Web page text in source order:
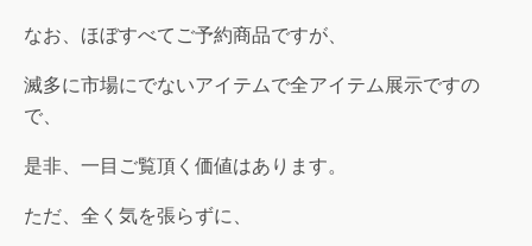
なお、ほぼすべてご予約商品ですが、
滅多に市場にでないアイテムで全アイテム展示ですの
で、
是非、一目ご覧頂く価値はあります。
ただ、全く気を張らずに、